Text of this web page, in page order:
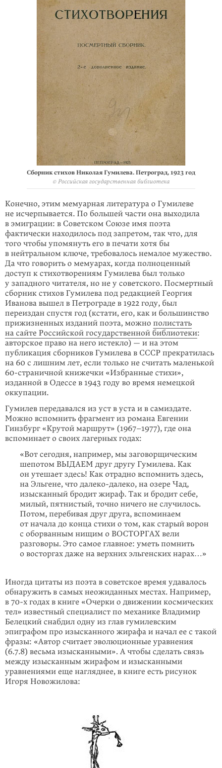
Сборник стихов Николая Гумилева. Петроград, 1923 год
© Российская государственная библиотека
Конечно, этим мемуарная литература о Гумилеве
не исчерпывается. По большей части она выходила
в эмиграции: в Советском Союзе имя поэта
фактически находилось под запретом, так что, для
того чтобы упомянуть его в печати хотя бы
в нейтральном ключе, требовалось немалое мужество.
Да что говорить о мемуарах, когда полноценный
доступ к стихотворениям Гумилева был только
у западного читателя, но не у совет­ского. Посмертный
сборник стихов Гумилева под редакцией Георгия
Иванова вышел в Петрограде в 1922 году, был
переиздан спустя год (кстати, его, как и большинство
прижизненных изданий поэта, можно полистать
на сайте Российской государственной библиотеки:
авторское право на него истекло) — и на этом
публикация сборников Гумилева в СССР прекратилась
на 60 с лишним лет, если только не считать маленькой
60-страничной книжечки «Избранные стихи»,
изданной в Одессе в 1943 году во время немецкой
оккупации.
Гумилев передавался из уст в уста и в самиздате.
Можно вспомнить фрагмент из романа Евгении
Гинзбург «Крутой маршрут» (1967–1977), где она
вспоминает о своих лагерных годах:
«Вот сегодня, например, мы заговорщическим
шепотом ВЫДАЕМ друг другу Гумилева. Как
он утешает здесь! Как отрадно вспомнить здесь,
на Эльгене, что далеко-далеко, на озере Чад,
изысканный бродит жираф. Так и бродит себе,
милый, пятнистый, точно ничего не случилось.
Потом, перебивая друг друга, вспоминаем
от начала до конца стихи о том, как старый ворон
с оборванным нищим о ВОСТОРГАХ вели
разговоры. Это самое главное: уметь помнить
о восторгах даже на верхних эльгенских нарах…»
Иногда цитаты из поэта в советское время удавалось
обнаружить в самых неожиданных местах. Например,
в 70-х годах в книге «Очерки о движении космических
тел» известный специалист по механике Владимир
Белецкий снабдил одну из глав гумилевским
эпиграфом про изысканного жирафа и начал ее с такой
фразы: «Автор считает эволюционные уравнения
(6.7.8) весьма изысканными». А чтобы сделать связь
между изысканным жирафом и изысканными
уравнениями еще нагляднее, в книге есть рисунок
Игоря Новожилова: